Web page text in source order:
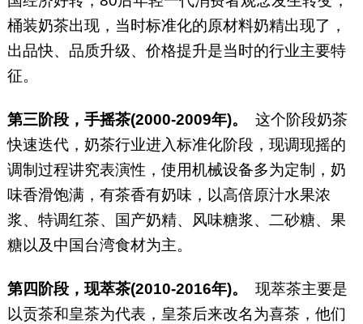
桶装奶茶出现，当时标准化的原材料奶精出现了，
出品快、品质升级、价格提升是当时的行业主要特
征。
第三阶段，手摇茶(2000-2009年)。 这个阶段奶茶
快速迭代，奶茶行业进入标准化阶段，现调现摇的
调制过程讲究表演性，使用机械设备多为定制，奶
味香滑饱满，有茶香有奶味，以高倍原汁水果浓
浆、特调红茶、国产奶精、风味糖浆、二砂糖、果
糖以及中国台湾食材为主。
第四阶段，现萃茶(2010-2016年)。 现萃茶主要是
以贡茶和皇茶为代表，皇茶后来改名为喜茶，他们